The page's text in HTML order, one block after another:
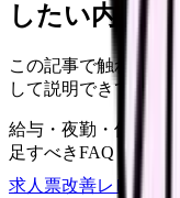
したい内容に
この記事で触れた不
して説明できていま
給与・夜勤・休日の
足すべきFAQ
求人票改善レビュー